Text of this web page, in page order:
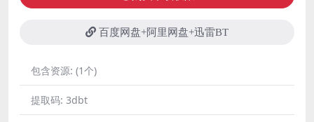
百度网盘+阿里网盘+迅雷BT
包含资源: (1个)
提取码: 3dbt